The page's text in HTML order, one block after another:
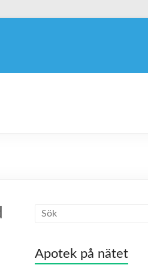
Apotek på nätet